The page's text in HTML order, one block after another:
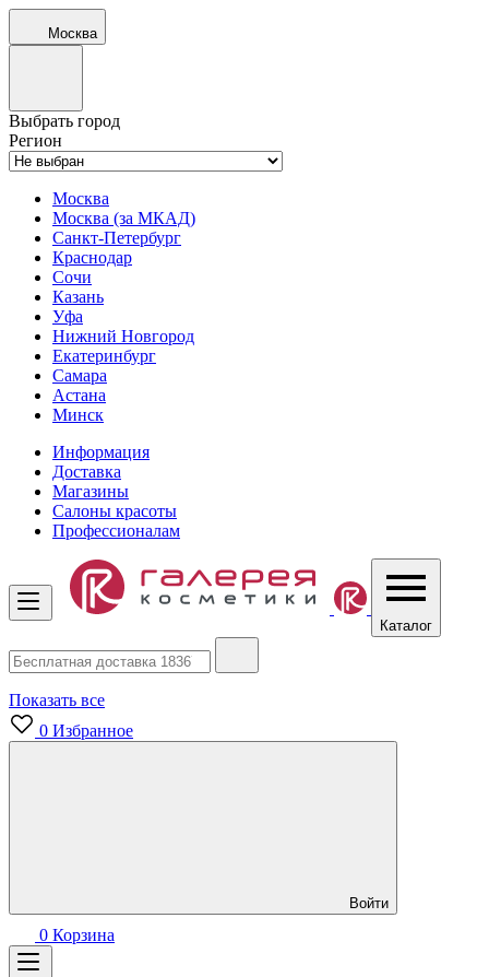
Москва
Выбрать город
Регион
Москва
Москва (за МКАД)
Санкт-Петербург
Краснодар
Сочи
Казань
Уфа
Нижний Новгород
Екатеринбург
Самара
Астана
Минск
Информация
Доставка
Магазины
Салоны красоты
Профессионалам
Каталог
Показать все
0 Избранное
Войти
0 Корзина